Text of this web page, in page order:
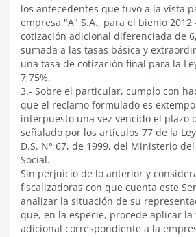
los antecedentes que tuvo a la vista
empresa "A" S.A., para el bienio 2012
cotización adicional diferenciada de
sumada a las tasas básica y
una tasa de cotización final para la
7,75%.
3.- Sobre el particular, cumplo con
que el reclamo formulado es
interpuesto una vez vencido el plazo
señalado por los artículos 77 de la
D.S. N° 67, de 1999, del Ministerio
Social.
Sin perjuicio de lo anterior y
fiscalizadoras con que cuenta este
analizar la situación de su
que, en la especie, procede aplicar la
adicional correspondiente a la